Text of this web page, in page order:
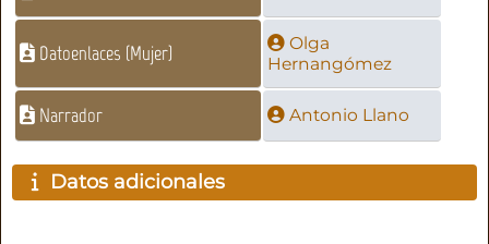
Datoenlaces (Mujer)
Olga
Hernangómez
Narrador Antonio Llano
Datos adicionales